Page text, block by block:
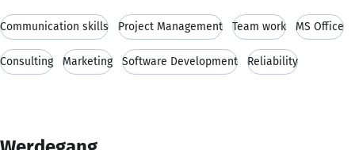
Communication skills Project Management Team work MS Office
Consulting Marketing Software Development Reliability